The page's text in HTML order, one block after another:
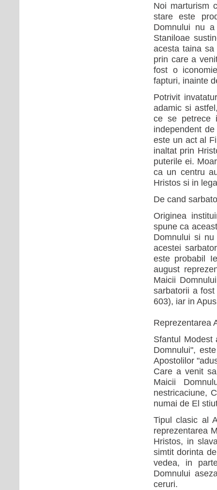
Noi marturism
stare este
Domnului nu
Staniloae
acesta taina
prin care a
fost o
fapturi, inainte
Potrivit
adamic si
ce se petrece
independent
este un act al
inaltat prin
puterile ei.
ca un centru
Hristos si in
De cand
Originea
spune ca
Domnului si
acestei
este probabil
august
Maicii
sarbatorii a
603), iar in
Reprezentarea
Sfantul Modest
Domnului",
Apostolilor
Care a venit
Maicii
nestricaciune,
numai de El
Tipul clasic al
reprezentarea
Hristos, in
simtit dorinta
vedea, in
Domnului
ceruri.